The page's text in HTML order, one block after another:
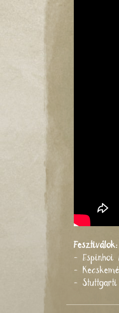
Fesztiválok:
- Espinhoi
-
- Stuttgarti